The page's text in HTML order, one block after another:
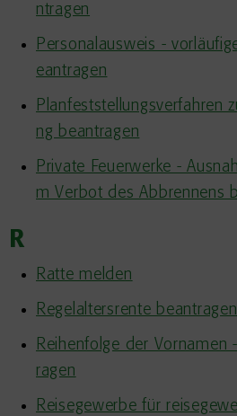
ntragen
Personalausweis -
eantragen
Planfeststellungsverfahren
ng beantragen
Private Feuerwerke -
m Verbot des Abbrennens
R
Ratte melden
Regelaltersrente beantragen
Reihenfolge der Vornamen
ragen
Reisegewerbe für